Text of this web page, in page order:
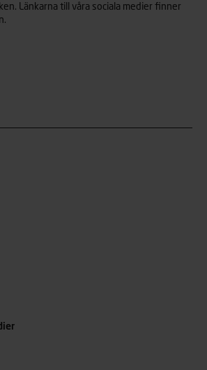
Länkarna till våra sociala medier finner